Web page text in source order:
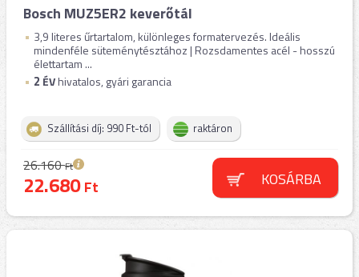
Bosch MUZ5ER2 keverőtál
3,9 literes űrtartalom, különleges formatervezés. Ideális
mindenféle süteménytésztához | Rozsdamentes acél - hosszú
élettartam ...
2 ÉVhivatalos, gyári garancia
Szállítási díj: 990 Ft-tól raktáron
26.160Ft
22.680Ft KOSÁRBA